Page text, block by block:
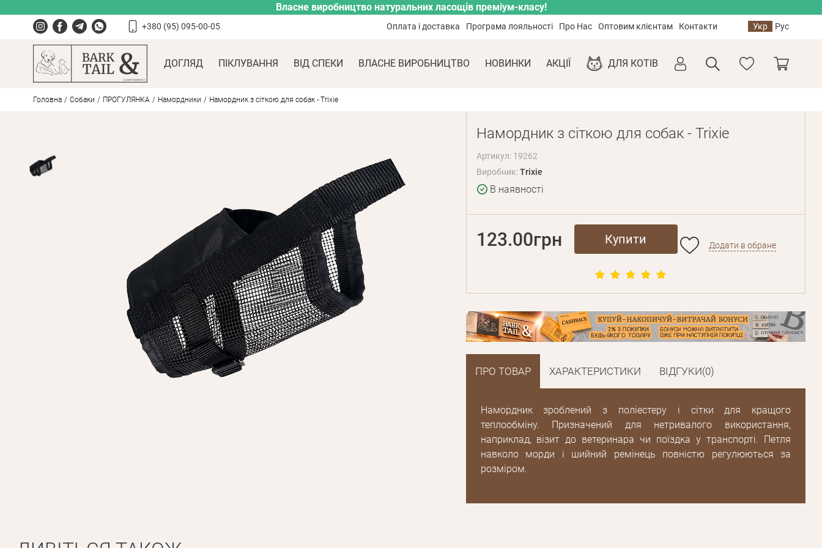
Власне виробництво натуральних ласощів преміум-класу!
+380 (95) 095-00-05 Оплата і доставка Програма лояльності Про Нас Оптовим клієнтам Контакти Укр Рус
ДОГЛЯД ПІКЛУВАННЯ ВІД СПЕКИ ВЛАСНЕ ВИРОБНИЦТВО НОВИНКИ АКЦІЇ ДЛЯ КОТІВ
Головна Собаки ПРОГУЛЯНКА Намордники Намордник з сіткою для собак - Trixie
Намордник з сіткою для собак - Trixie
Артикул: 19262
Виробник:Trixie
В наявності
123.00грн Купити Додати в обране
ПРО ТОВАР ХАРАКТЕРИСТИКИ ВІДГУКИ(0)
Намордник зроблений з поліестеру і сітки для кращого
теплообміну. Призначений для нетривалого використання,
наприклад, візит до ветеринара чи поїздка у транспорті. Петля
навколо морди і шийний ремінець повністю регулюються за
розміром.